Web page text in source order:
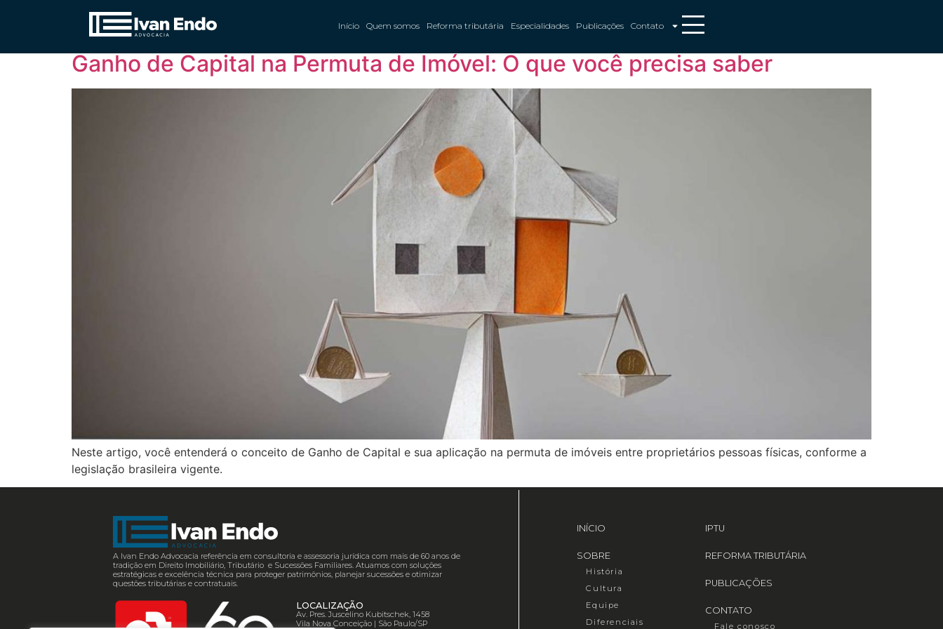
Início Quem somos Reforma tributária Especialidades Publicações Contato
Tag:Regras de Tributação na Permuta de Imóveis
Ganho de Capital na Permuta de Imóvel: O que você precisa saber
Neste artigo, você entenderá o conceito de Ganho de Capital e sua aplicação na permuta de imóveis entre proprietários pessoas físicas, conforme a
legislação brasileira vigente.
A Ivan Endo Advocacia referência em consultoria e assessoria jurídica com mais de 60 anos de
tradição em Direito Imobiliário, Tributário e Sucessões Familiares. Atuamos com soluções
estratégicas e excelência técnica para proteger patrimônios, planejar sucessões e otimizar
questões tributárias e contratuais.
LOCALIZAÇÃO
Av. Pres. Juscelino Kubitschek, 1458
Vila Nova Conceição | São Paulo/SP
INÍCIO
SOBRE
História
Cultura
Equipe
Diferenciais
IPTU
REFORMA TRIBUTÁRIA
PUBLICAÇÕES
CONTATO
Fale conosco